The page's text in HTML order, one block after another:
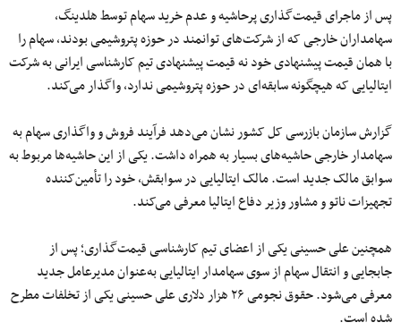
پس از ماجرای قیمت‌گذاری پرحاشیه و عدم خرید سهام توسط هلدینگ،
سهامداران خارجی که از شرکت‌های توانمند در حوزه پتروشیمی بودند، سهام را
با همان قیمت پیشنهادی خود نه قیمت پیشنهادی تیم کارشناسی ایرانی به شرکت
ایتالیایی که هیچگونه سابقه‌ای در حوزه پتروشیمی ندارد، واگذار می‌کند.
گزارش سازمان بازرسی کل کشور نشان می‌دهد فرآیند فروش و واگذاری سهام به
سهامدار خارجی حاشیه‌های بسیار به همراه داشت. یکی از این حاشیه‌ها مربوط به
سوابق مالک جدید است. مالک ایتالیایی در سوابقش، خود را تأمین‌کننده
تجهیزات ناتو و مشاور وزیر دفاع ایتالیا معرفی می‌کند.
همچنین علی حسینی یکی از اعضای تیم کارشناسی قیمت‌گذاری؛ پس از
جابجایی و انتقال سهام از سوی سهامدار ایتالیایی به‌عنوان مدیرعامل جدید
معرفی می‌شود. حقوق نجومی ۲۶ هزار دلاری علی حسینی یکی از تخلفات مطرح
شده است.